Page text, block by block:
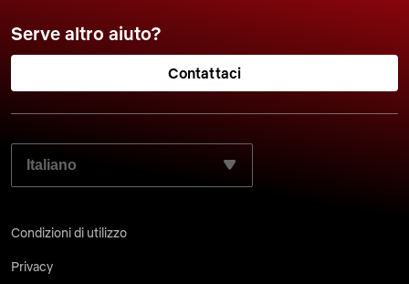
Serve altro aiuto?
Contattaci
SELEZIONA LA LINGUA PREFERITA:
Condizioni di utilizzo
Privacy